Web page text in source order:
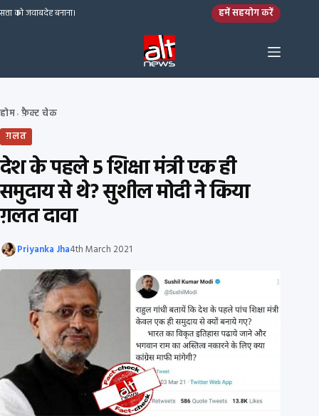
Skip to content
सत्ता को जवाबदेह बनाना। हमें सहयोग करें
होम› फ़ैक्ट चेक
ग़लत
देश के पहले 5 शिक्षा मंत्री एक ही
समुदाय से थे? सुशील मोदी ने किया
ग़लत दावा
Priyanka Jha4th March 2021